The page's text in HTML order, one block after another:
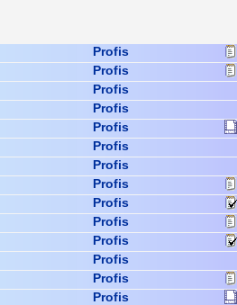
Profis
Profis
Profis
Profis
Profis
Profis
Profis
Profis
Profis
Profis
Profis
Profis
Profis
Profis